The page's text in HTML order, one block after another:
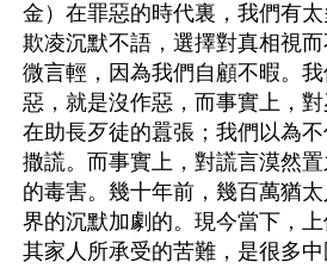
金）在罪惡的時代裏，我們有
欺凌沉默不語，選擇對真相視
微言輕，因為我們自顧不暇。
惡，就是沒作惡，而事實上，
在助長歹徒的囂張；我們以為
撒謊。而事實上，對謊言漠然
的毒害。幾十年前，幾百萬猶
界的沉默加劇的。現今當下，
其家人所承受的苦難，是很多